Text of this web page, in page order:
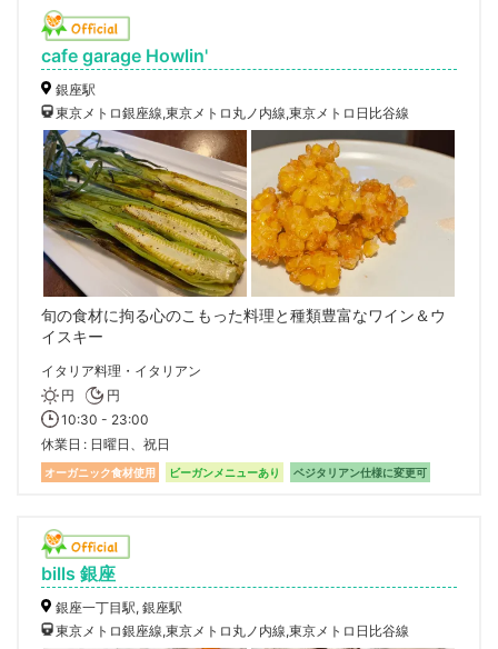
cafe garage Howlin'
銀座駅
東京メトロ銀座線,東京メトロ丸ノ内線,東京メトロ日比谷線
旬の食材に拘る心のこもった料理と種類豊富なワイン＆ウ
イスキー
イタリア料理・イタリアン
円
円
10:30 - 23:00
休業日
日曜日、祝日
オーガニック食材使用 ビーガンメニューあり ベジタリアン仕様に変更可
bills 銀座
銀座一丁目駅, 銀座駅
東京メトロ銀座線,東京メトロ丸ノ内線,東京メトロ日比谷線